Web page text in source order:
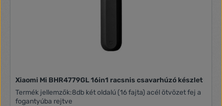
Xiaomi Mi BHR4779GL 16in1 racsnis csavarhúzó készlet
Termék jellemzők:8db két oldalú (16 fajta) acél ötvözet fej a
fogantyúba rejtve